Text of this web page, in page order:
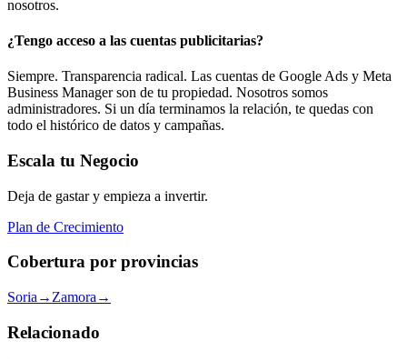
nosotros.
¿Tengo acceso a las cuentas publicitarias?
Siempre. Transparencia radical. Las cuentas de Google Ads y Meta
Business Manager son de tu propiedad. Nosotros somos
administradores. Si un día terminamos la relación, te quedas con
todo el histórico de datos y campañas.
Escala tu Negocio
Deja de gastar y empieza a invertir.
Plan de Crecimiento
Cobertura por provincias
Soria → Zamora →
Relacionado